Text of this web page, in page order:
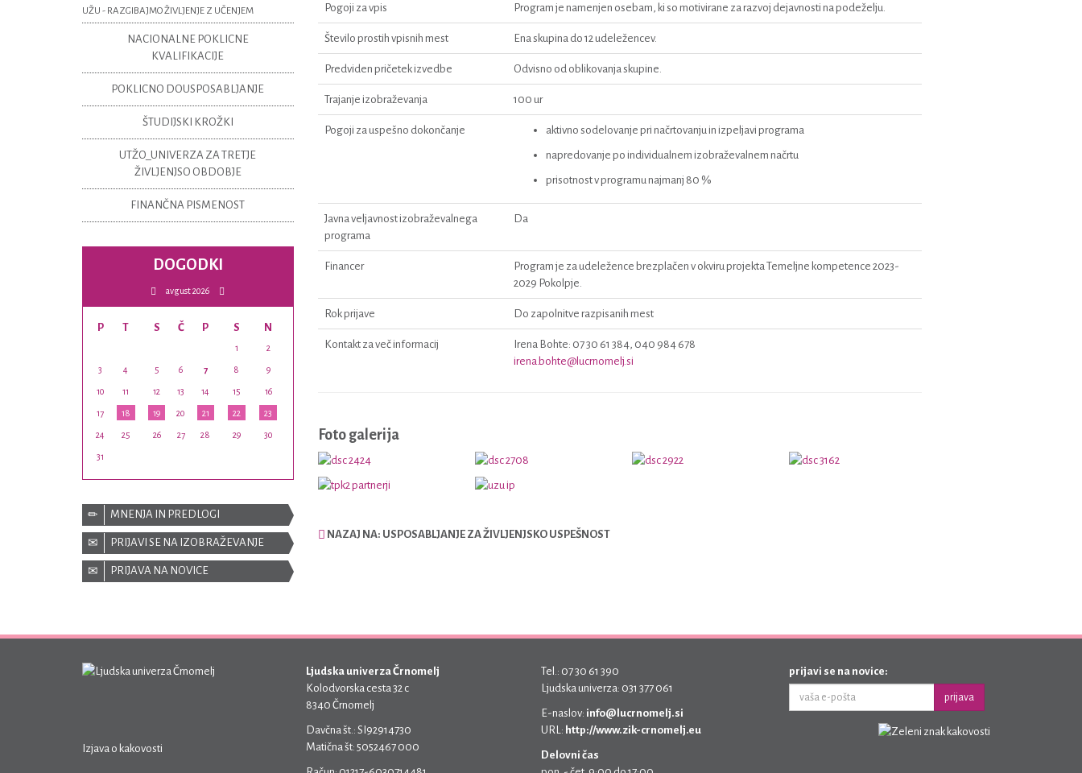
Pogoji za vpis Program je namenjen osebam, ki so motivirane za razvoj dejavnosti na podeželju.
Število prostih vpisnih mest Ena skupina do 12 udeležencev.
Predviden pričetek izvedbe Odvisno od oblikovanja skupine.
Trajanje izobraževanja 100 ur
Pogoji za uspešno dokončanje aktivno sodelovanje pri načrtovanju in izpeljavi programa
napredovanje po individualnem izobraževalnem načrtu
prisotnost v programu najmanj 80 %
Javna veljavnost izobraževalnega
programa
Da
Financer
Program je za udeležence brezplačen v okviru projekta Temeljne kompetence 2023-
2029 Pokolpje.
Rok prijave Do zapolnitve razpisanih mest
Kontakt za več informacij
Irena Bohte: 07 30 61 384, 040 984 678
irena.bohte@lucrnomelj.si
Foto galerija
NAZAJ NA: USPOSABLJANJE ZA ŽIVLJENJSKO USPEŠNOST
UŽU - RAZGIBAJMO ŽIVLJENJE Z UČENJEM
NACIONALNE POKLICNE
KVALIFIKACIJE
POKLICNO DOUSPOSABLJANJE
ŠTUDIJSKI KROŽKI
UTŽO_UNIVERZA ZA TRETJE
ŽIVLJENJSO OBDOBJE
FINANČNA PISMENOST
DOGODKI
avgust 2026
P T S Č P S N
1 2
3 4 5 6 7 8 9
10 11 12 13 14 15 16
17 18 19 20 21 22 23
24 25 26 27 28 29 30
31
MNENJA IN PREDLOGI
PRIJAVI SE NA IZOBRAŽEVANJE
PRIJAVA NA NOVICE
Izjava o kakovosti
Ljudska univerza Črnomelj
Kolodvorska cesta 32 c
8340 Črnomelj
Davčna št.: SI92914730
Matična št: 5052467 000
Tel.: 07 30 61 390
Ljudska univerza: 031 377 061
E-naslov: info@lucrnomelj.si
URL: http://www.zik-crnomelj.eu
Delovni čas
prijavi se na novice:
prijava